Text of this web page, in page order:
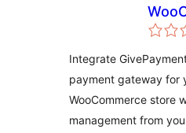
Integrate
payment gateway for
WooCommerce store
management from